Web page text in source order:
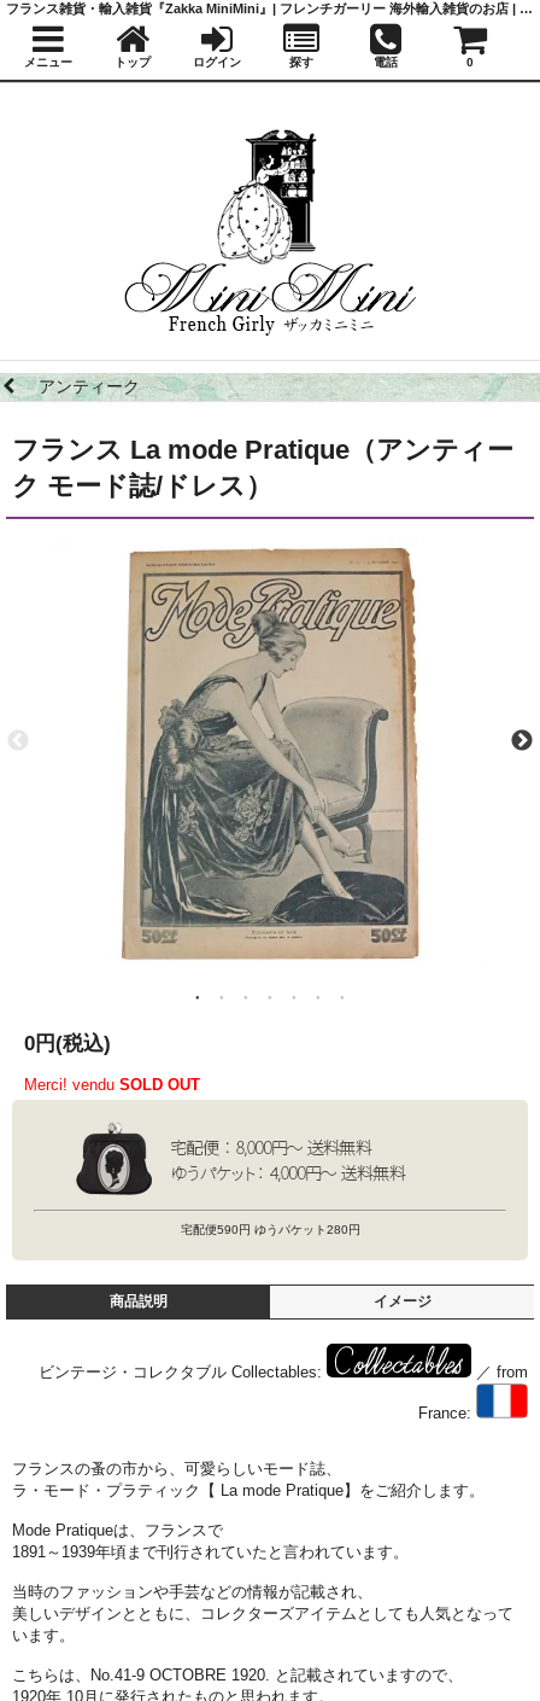
アンティーク
フランス La mode Pratique（アンティー
ク モード誌/ドレス）
0円(税込)
Merci! vendu SOLD OUT
宅配便590円 ゆうパケット280円
商品説明 イメージ
ビンテージ・コレクタブル Collectables: ／ from
France:
フランスの蚤の市から、可愛らしいモード誌、
ラ・モード・プラティック【 La mode Pratique】をご紹介します。
Mode Pratiqueは、フランスで
1891～1939年頃まで刊行されていたと言われています。
当時のファッションや手芸などの情報が記載され、
美しいデザインとともに、コレクターズアイテムとしても人気となって
います。
こちらは、No.41-9 OCTOBRE 1920. と記載されていますので、
1920年 10月に発行されたものと思われます。
フランス雑貨・輸入雑貨『Zakka MiniMini』| フレンチガーリー 海外輸入雑貨のお店 | かわいい雑貨 | 蚤の市 | アンティーク
メニュー トップ ログイン 探す 電話 0